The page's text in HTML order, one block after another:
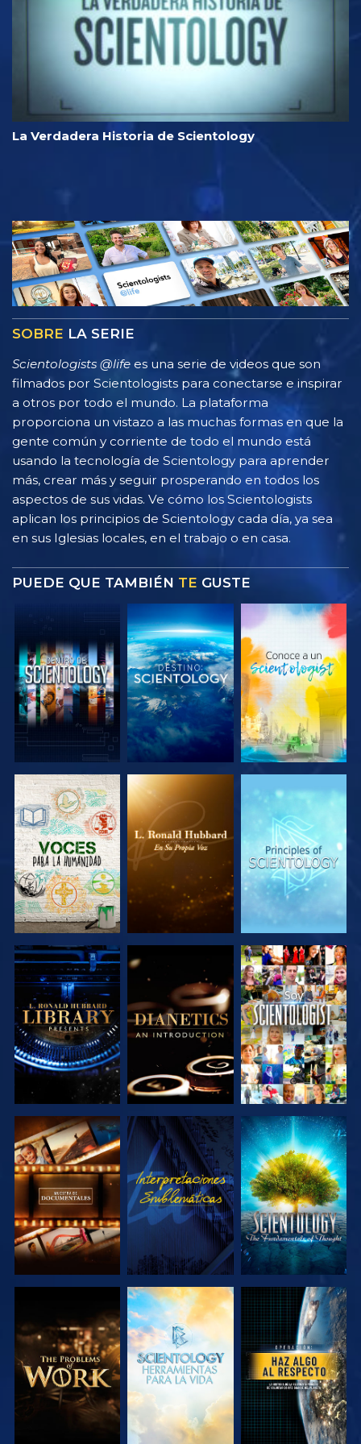
La Verdadera Historia de Scientology
SOBRE LA SERIE
Scientologists @life es una serie de videos que son
filmados por Scientologists para conectarse e inspirar
a otros por todo el mundo. La plataforma
proporciona un vistazo a las muchas formas en que la
gente común y corriente de todo el mundo está
usando la tecnología de Scientology para aprender
más, crear más y seguir prosperando en todos los
aspectos de sus vidas. Ve cómo los Scientologists
aplican los principios de Scientology cada día, ya sea
en sus Iglesias locales, en el trabajo o en casa.
PUEDE QUE TAMBIÉN TE GUSTE
EXPLORA LAS
SERIES
EXPLORA LAS
SERIES
EXPLORA LAS
SERIES
EXPLORA LAS
SERIES
EXPLORA LAS
SERIES
VE
EXPLORA LAS
SERIES
VE
EXPLORA LAS
SERIES
EXPLORA LAS
SERIES
EXPLORA LAS
SERIES
VE